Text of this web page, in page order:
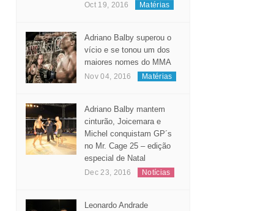
Oct 19, 2016 Matérias
Adriano Balby superou o
vício e se tonou um dos
maiores nomes do MMA
Nov 04, 2016 Matérias
Adriano Balby mantem
cinturão, Joicemara e
Michel conquistam GP´s
no Mr. Cage 25 – edição
especial de Natal
Dec 23, 2016 Notícias
Leonardo Andrade